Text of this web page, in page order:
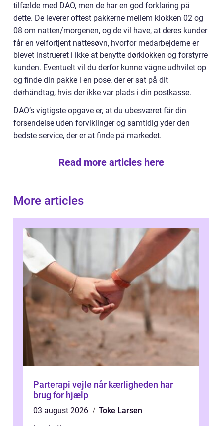
tilfælde med DAO, men de har en god forklaring på
dette. De leverer oftest pakkerne mellem klokken 02 og
08 om natten/morgenen, og de vil have, at deres kunder
får en velfortjent nattesøvn, hvorfor medarbejderne er
blevet instrueret i ikke at benytte dørklokken og forstyrre
kunden. Eventuelt vil du derfor kunne vågne udhvilet op
og finde din pakke i en pose, der er sat på dit
dørhåndtag, hvis der ikke var plads i din postkasse.
DAO’s vigtigste opgave er, at du ubesværet får din
forsendelse uden forviklinger og samtidig yder den
bedste service, der er at finde på markedet.
Read more articles here
More articles
Parterapi vejle når kærligheden har
brug for hjælp
03 august 2026
Toke Larsen